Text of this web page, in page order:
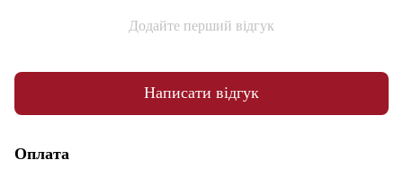
Додайте перший відгук
Написати відгук
Оплата